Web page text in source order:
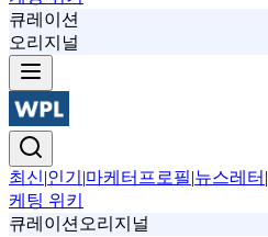
큐레이션
오리지널
최신|인기 |마케터프로필|뉴스레터 |
케팅 위키
큐레이션 오리지널